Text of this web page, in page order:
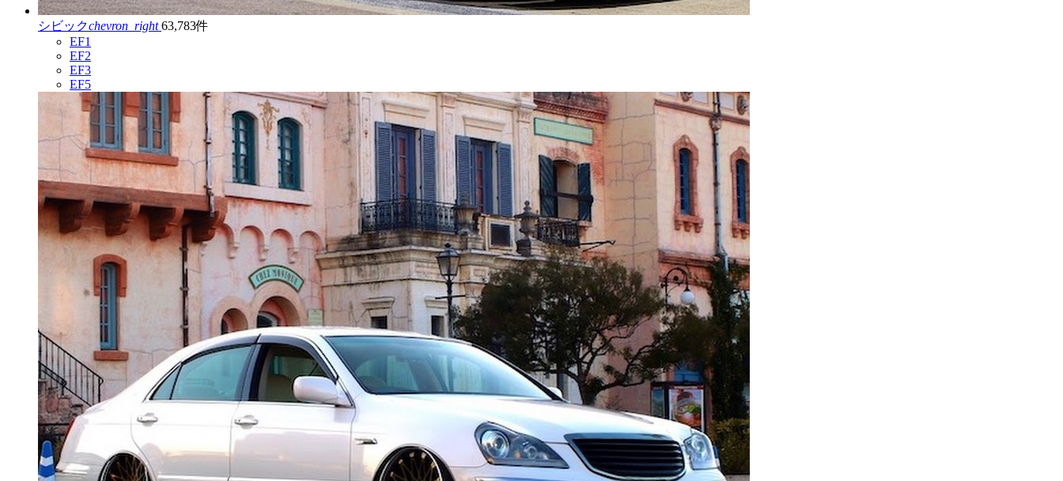
シビックchevron_right 63,783件
EF1
EF2
EF3
EF5